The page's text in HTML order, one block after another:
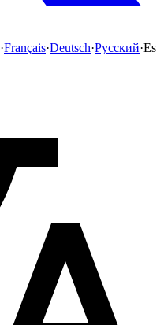
·Français·Deutsch·Русский·Es